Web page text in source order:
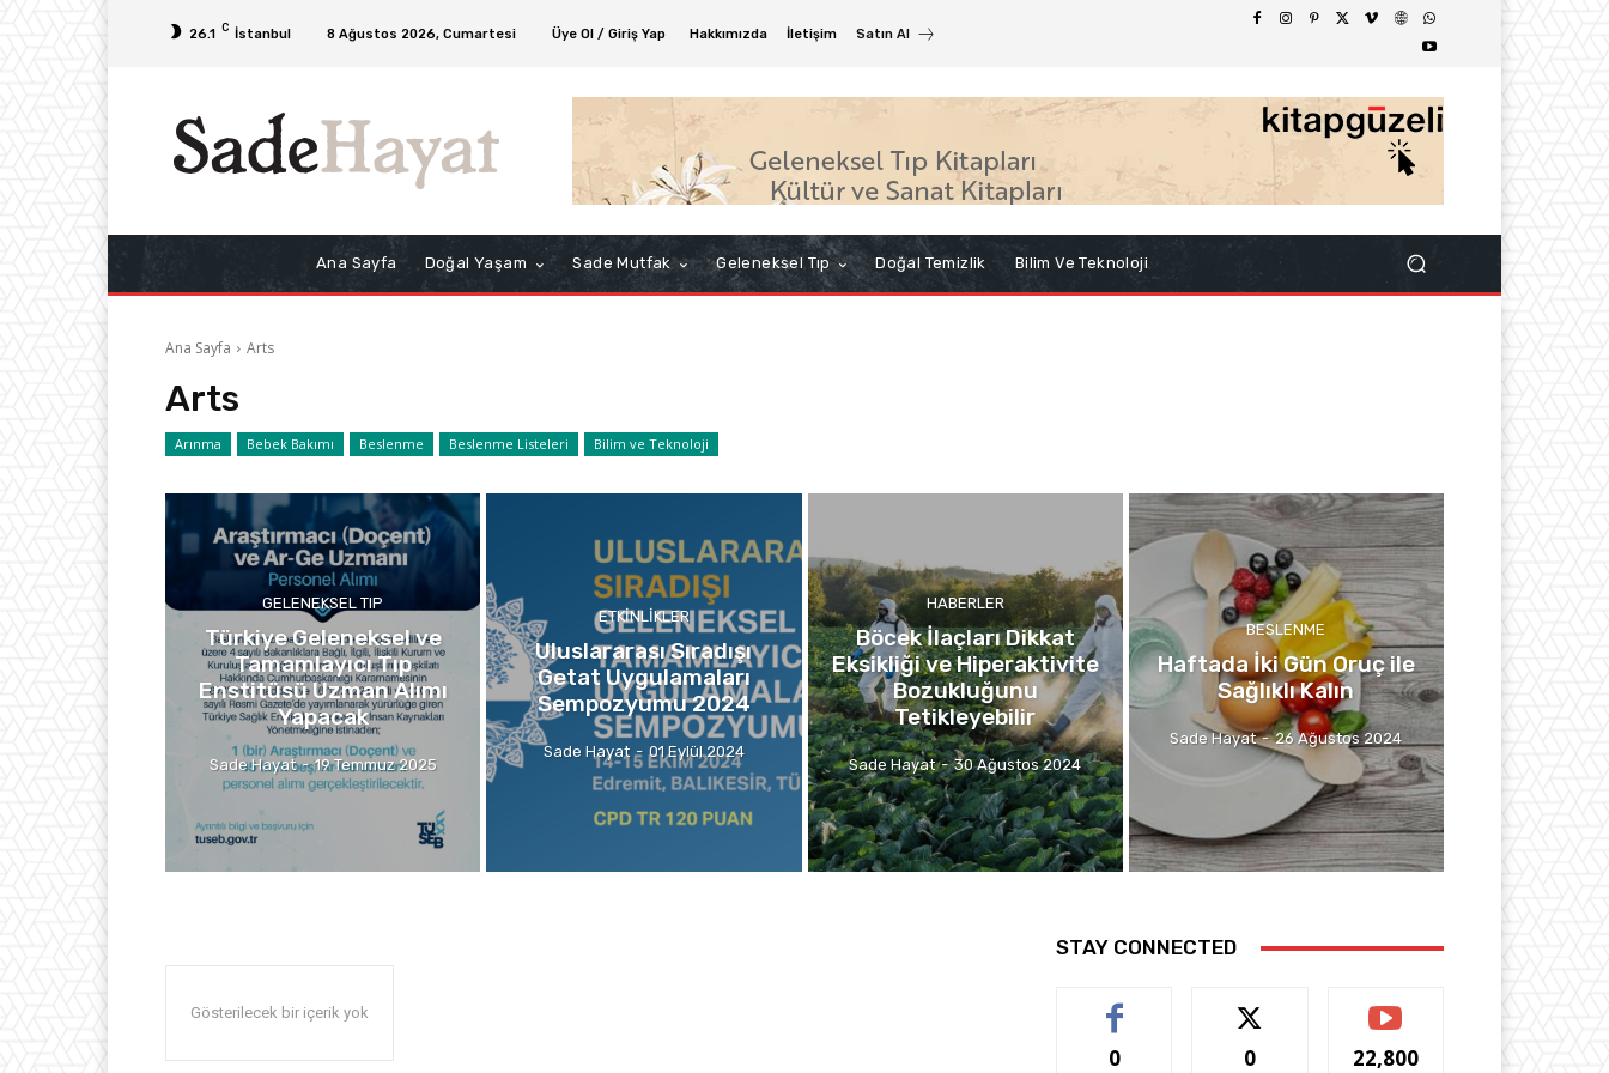
26.1 C İstanbul 8 Ağustos 2026, Cumartesi Üye Ol / Giriş Yap Hakkımızda İletişim Satın Al
Ana Sayfa Doğal Yaşam Sade Mutfak Geleneksel Tıp Doğal Temizlik Bilim Ve Teknoloji
Ana Sayfa Arts
Arts
Arınma Bebek Bakımı Beslenme Beslenme Listeleri Bilim ve Teknoloji
GELENEKSEL TIP
Türkiye Geleneksel ve
Tamamlayıcı Tıp
Enstitüsü Uzman Alımı
Yapacak
Sade Hayat - 19 Temmuz 2025
ETKINLIKLER
Uluslararası Sıradışı
Getat Uygulamaları
Sempozyumu 2024
Sade Hayat - 01 Eylül 2024
HABERLER
Böcek İlaçları Dikkat
Eksikliği ve Hiperaktivite
Bozukluğunu
Tetikleyebilir
Sade Hayat - 30 Ağustos 2024
BESLENME
Haftada İki Gün Oruç ile
Sağlıklı Kalın
Sade Hayat - 26 Ağustos 2024
Gösterilecek bir içerik yok
STAY CONNECTED
0 0 22,800